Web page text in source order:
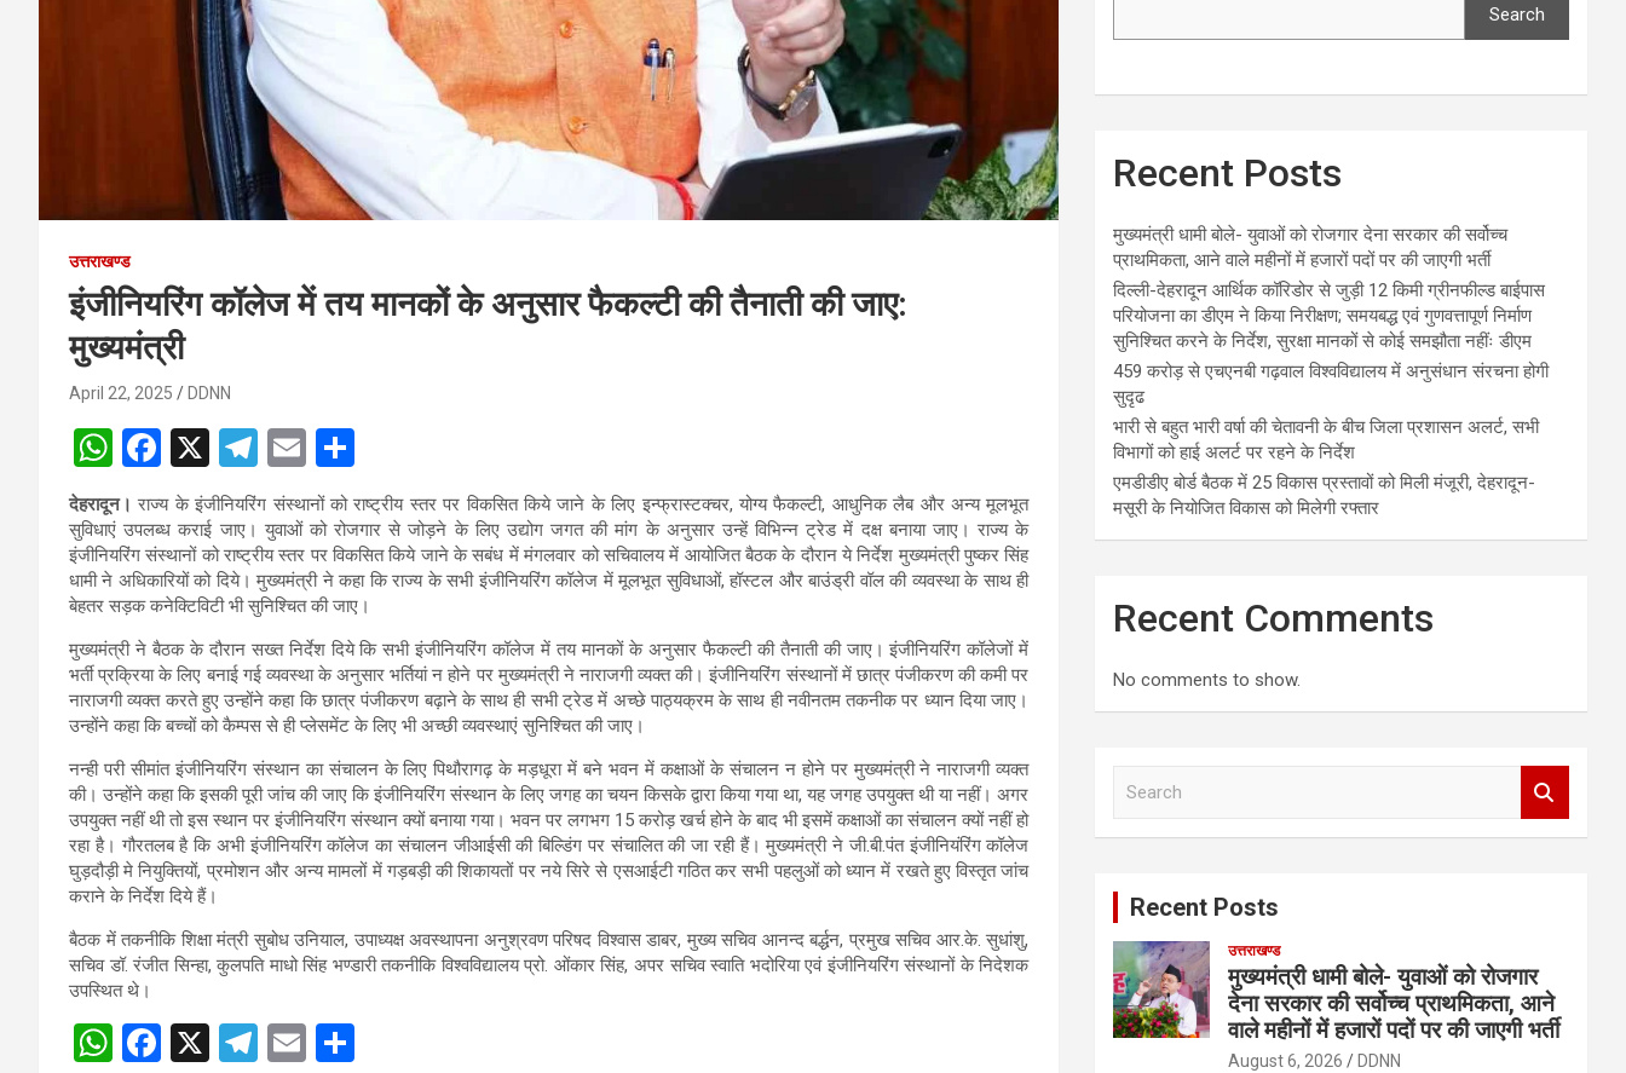
उत्तराखण्ड
इंजीनियरिंग कॉलेज में तय मानकों के अनुसार फैकल्टी की तैनाती की जाए:
मुख्यमंत्री
April 22, 2025 DDNN
W
h
at
s
A
p
p
F
a
ce
b
o
o
k
X
T
el
e
gr
a
m
E
m
ail ar
e
देहरादून। राज्य के इंजीनियरिंग संस्थानों को राष्ट्रीय स्तर पर विकसित किये जाने के लिए इन्फ्रास्टक्चर, योग्य फैकल्टी, आधुनिक लैब और अन्य मूलभूत
सुविधाएं उपलब्ध कराई जाए। युवाओं को रोजगार से जोड़ने के लिए उद्योग जगत की मांग के अनुसार उन्हें विभिन्न ट्रेड में दक्ष बनाया जाए। राज्य के
इंजीनियरिंग संस्थानों को राष्ट्रीय स्तर पर विकसित किये जाने के सबंध में मंगलवार को सचिवालय में आयोजित बैठक के दौरान ये निर्देश मुख्यमंत्री पुष्कर सिंह
धामी ने अधिकारियों को दिये। मुख्यमंत्री ने कहा कि राज्य के सभी इंजीनियरिंग कॉलेज में मूलभूत सुविधाओं, हॉस्टल और बाउंड्री वॉल की व्यवस्था के साथ ही
बेहतर सड़क कनेक्टिविटी भी सुनिश्चित की जाए।
मुख्यमंत्री ने बैठक के दौरान सख्त निर्देश दिये कि सभी इंजीनियरिंग कॉलेज में तय मानकों के अनुसार फैकल्टी की तैनाती की जाए। इंजीनियरिंग कॉलेजों में
भर्ती प्रक्रिया के लिए बनाई गई व्यवस्था के अनुसार भर्तियां न होने पर मुख्यमंत्री ने नाराजगी व्यक्त की। इंजीनियरिंग संस्थानों में छात्र पंजीकरण की कमी पर
नाराजगी व्यक्त करते हुए उन्होंने कहा कि छात्र पंजीकरण बढ़ाने के साथ ही सभी ट्रेड में अच्छे पाठ्यक्रम के साथ ही नवीनतम तकनीक पर ध्यान दिया जाए।
उन्होंने कहा कि बच्चों को कैम्पस से ही प्लेसमेंट के लिए भी अच्छी व्यवस्थाएं सुनिश्चित की जाए।
नन्ही परी सीमांत इंजीनियरिंग संस्थान का संचालन के लिए पिथौरागढ़ के मड़धूरा में बने भवन में कक्षाओं के संचालन न होने पर मुख्यमंत्री ने नाराजगी व्यक्त
की। उन्होंने कहा कि इसकी पूरी जांच की जाए कि इंजीनियरिंग संस्थान के लिए जगह का चयन किसके द्वारा किया गया था, यह जगह उपयुक्त थी या नहीं। अगर
उपयुक्त नहीं थी तो इस स्थान पर इंजीनियरिंग संस्थान क्यों बनाया गया। भवन पर लगभग 15 करोड़ खर्च होने के बाद भी इसमें कक्षाओं का संचालन क्यों नहीं हो
रहा है। गौरतलब है कि अभी इंजीनियरिंग कॉलेज का संचालन जीआईसी की बिल्डिंग पर संचालित की जा रही हैं। मुख्यमंत्री ने जी.बी.पंत इंजीनियंरिंग कॉलेज
घुड़दौड़ी मे नियुक्तियों, प्रमोशन और अन्य मामलों में गड़बड़ी की शिकायतों पर नये सिरे से एसआईटी गठित कर सभी पहलुओं को ध्यान में रखते हुए विस्तृत जांच
कराने के निर्देश दिये हैं।
बैठक में तकनीकि शिक्षा मंत्री सुबोध उनियाल, उपाध्यक्ष अवस्थापना अनुश्रवण परिषद विश्वास डाबर, मुख्य सचिव आनन्द बर्द्धन, प्रमुख सचिव आर.के. सुधांशु,
सचिव डॉ. रंजीत सिन्हा, कुलपति माधो सिंह भण्डारी तकनीकि विश्वविद्यालय प्रो. ओंकार सिंह, अपर सचिव स्वाति भदोरिया एवं इंजीनियरिंग संस्थानों के निदेशक
उपस्थित थे।
W F
X
T
E
Search
Recent Posts
मुख्यमंत्री धामी बोले- युवाओं को रोजगार देना सरकार की सर्वोच्च
प्राथमिकता, आने वाले महीनों में हजारों पदों पर की जाएगी भर्ती
दिल्ली-देहरादून आर्थिक कॉरिडोर से जुड़ी 12 किमी ग्रीनफील्ड बाईपास
परियोजना का डीएम ने किया निरीक्षण; समयबद्ध एवं गुणवत्तापूर्ण निर्माण
सुनिश्चित करने के निर्देश, सुरक्षा मानकों से कोई समझौता नहींः डीएम
459 करोड़ से एचएनबी गढ़वाल विश्वविद्यालय में अनुसंधान संरचना होगी
सुदृढ
भारी से बहुत भारी वर्षा की चेतावनी के बीच जिला प्रशासन अलर्ट, सभी
विभागों को हाई अलर्ट पर रहने के निर्देश
एमडीडीए बोर्ड बैठक में 25 विकास प्रस्तावों को मिली मंजूरी, देहरादून-
मसूरी के नियोजित विकास को मिलेगी रफ्तार
Recent Comments
No comments to show.
Recent Posts
उत्तराखण्ड
मुख्यमंत्री धामी बोले- युवाओं को रोजगार
देना सरकार की सर्वोच्च प्राथमिकता, आने
वाले महीनों में हजारों पदों पर की जाएगी भर्ती
August 6, 2026 DDNN